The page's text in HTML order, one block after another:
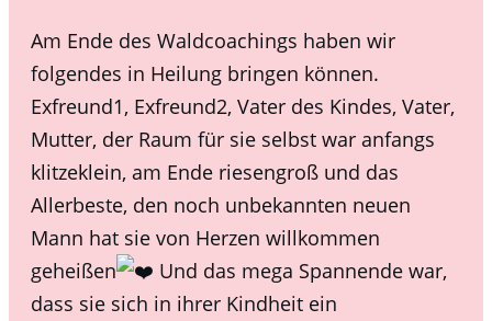
Am Ende des Waldcoachings haben wir
folgendes in Heilung bringen können.
Exfreund1, Exfreund2, Vater des Kindes, Vater,
Mutter, der Raum für sie selbst war anfangs
klitzeklein, am Ende riesengroß und das
Allerbeste, den noch unbekannten neuen
Mann hat sie von Herzen willkommen
geheißen
Und das mega Spannende war,
dass sie sich in ihrer Kindheit ein